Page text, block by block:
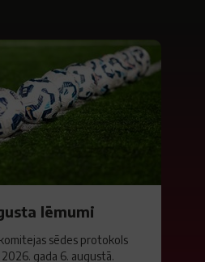
lēmumi
sēdes protokols
gada 6. augustā.